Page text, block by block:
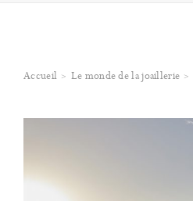
Accueil Le monde de la joaillerie